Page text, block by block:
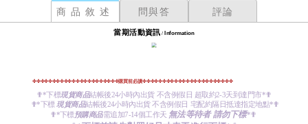
商品敘述 問與答 評論